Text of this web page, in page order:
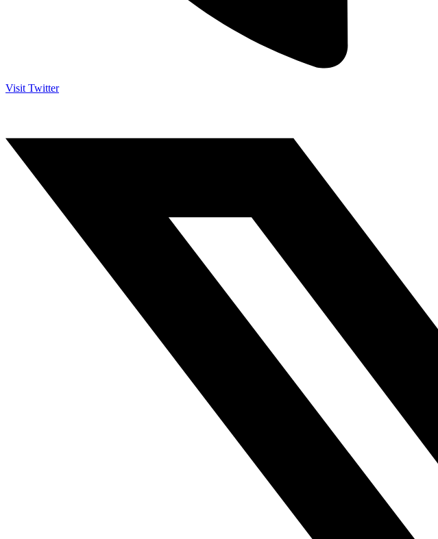
Visit Twitter